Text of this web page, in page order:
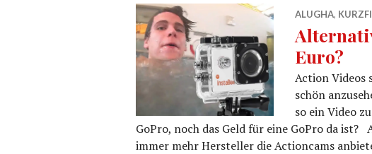
ALUGHA,
Euro?
Action Videos
schön
so ein Video
GoPro, noch das Geld für eine GoPro da
immer mehr Hersteller die Actioncams